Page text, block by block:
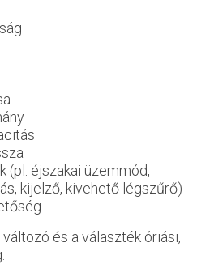
(pl. éjszakai üzemmód,
kijelző, kivehető légszűrő)
és a választék óriási,